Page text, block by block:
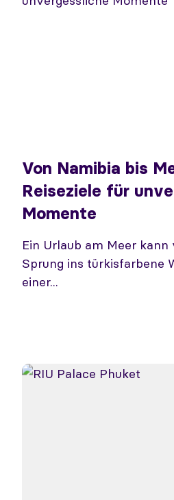
Von Namibia bis
Reiseziele für
Momente
Ein Urlaub am Meer kann
Sprung ins türkisfarbene
einer...